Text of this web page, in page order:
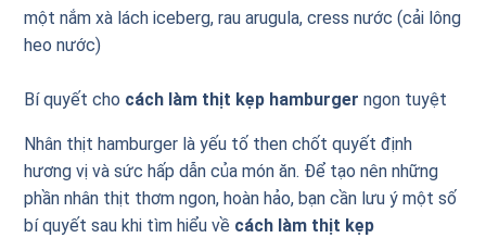
một nắm xà lách iceberg, rau arugula, cress nước (cải lông
heo nước)
Bí quyết cho cách làm thịt kẹp hamburger ngon tuyệt
Nhân thịt hamburger là yếu tố then chốt quyết định
hương vị và sức hấp dẫn của món ăn. Để tạo nên những
phần nhân thịt thơm ngon, hoàn hảo, bạn cần lưu ý một số
bí quyết sau khi tìm hiểu về cách làm thịt kẹp